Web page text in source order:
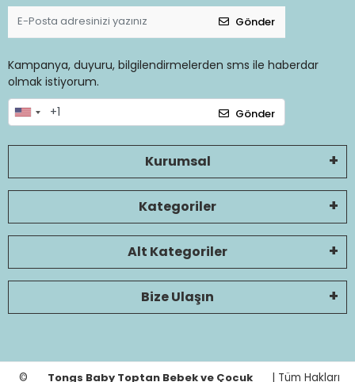
Gönder
Kampanya, duyuru, bilgilendirmelerden sms ile haberdar
olmak istiyorum.
Gönder
Kurumsal
Kategoriler
Alt Kategoriler
Bize Ulaşın
© Tongs Baby Toptan Bebek ve Çocuk | Tüm Hakları